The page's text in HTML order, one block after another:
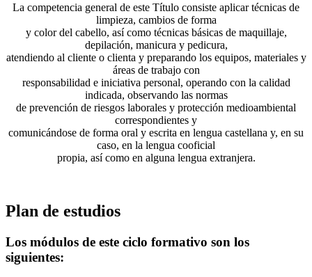
La competencia general de este Título consiste aplicar técnicas de
limpieza, cambios de forma
y color del cabello, así como técnicas básicas de maquillaje,
depilación, manicura y pedicura,
atendiendo al cliente o clienta y preparando los equipos, materiales y
áreas de trabajo con
responsabilidad e iniciativa personal, operando con la calidad
indicada, observando las normas
de prevención de riesgos laborales y protección medioambiental
correspondientes y
comunicándose de forma oral y escrita en lengua castellana y, en su
caso, en la lengua cooficial
propia, así como en alguna lengua extranjera.
Plan de estudios
Los módulos de este ciclo formativo son los
siguientes: